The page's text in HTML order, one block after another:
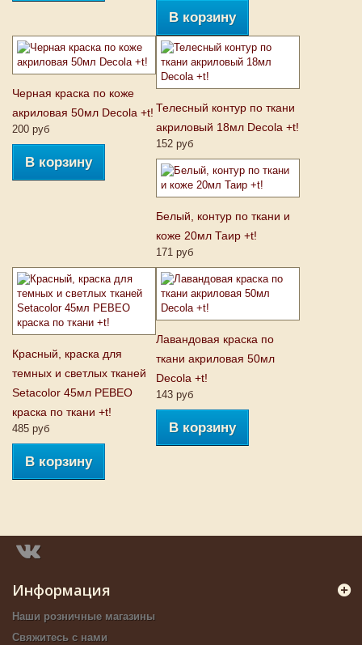
В корзину
Черная краска по коже
акриловая 50мл Decola +t!
200 руб
В корзину
Телесный контур по ткани
акриловый 18мл Decola +t!
152 руб
Белый, контур по ткани и
коже 20мл Таир +t!
171 руб
Красный, краска для
темных и светлых тканей
Setacolor 45мл PEBEO
краска по ткани +t!
485 руб
В корзину
Лавандовая краска по
ткани акриловая 50мл
Decola +t!
143 руб
В корзину
Информация
Наши розничные магазины
Свяжитесь с нами